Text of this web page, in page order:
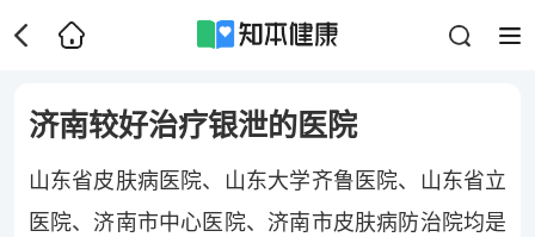
济南较好治疗银泄的医院
山东省皮肤病医院、山东大学齐鲁医院、山东省立
医院、济南市中心医院、济南市皮肤病防治院均是